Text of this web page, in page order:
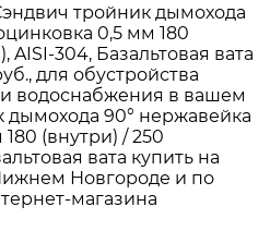
тройник дымохода
0,5 мм 180
AISI-304, Базальтовая вата
для обустройства
водоснабжения в вашем
дымохода 90° нержавейка
(внутри) / 250
вата купить на
Новгороде и по
магазина